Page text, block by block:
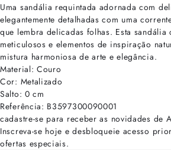
Uma sandália requintada adornada com
elegantemente detalhadas com uma
que lembra delicadas folhas. Esta sandália
meticulosos e elementos de inspiração
mistura harmoniosa de arte e elegância.
Material: Couro
Cor: Metalizado
Salto: 0 cm
Referência: B3597300090001
cadastre-se para receber as novidades de
Inscreva-se hoje e desbloqueie acesso
ofertas especiais.